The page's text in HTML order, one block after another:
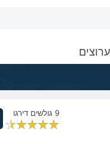
ערוצים
9 גולשים דירגו